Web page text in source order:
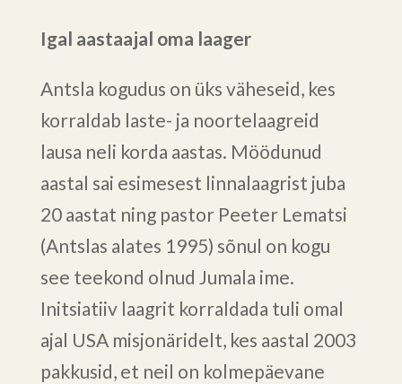
Igal aastaajal oma laager
Antsla kogudus on üks väheseid, kes
korraldab laste- ja noortelaagreid
lausa neli korda aastas. Möödunud
aastal sai esimesest linnalaagrist juba
20 aastat ning pastor Peeter Lematsi
(Antslas alates 1995) sõnul on kogu
see teekond olnud Jumala ime.
Initsiatiiv laagrit korraldada tuli omal
ajal USA misjonäridelt, kes aastal 2003
pakkusid, et neil on kolmepäevane